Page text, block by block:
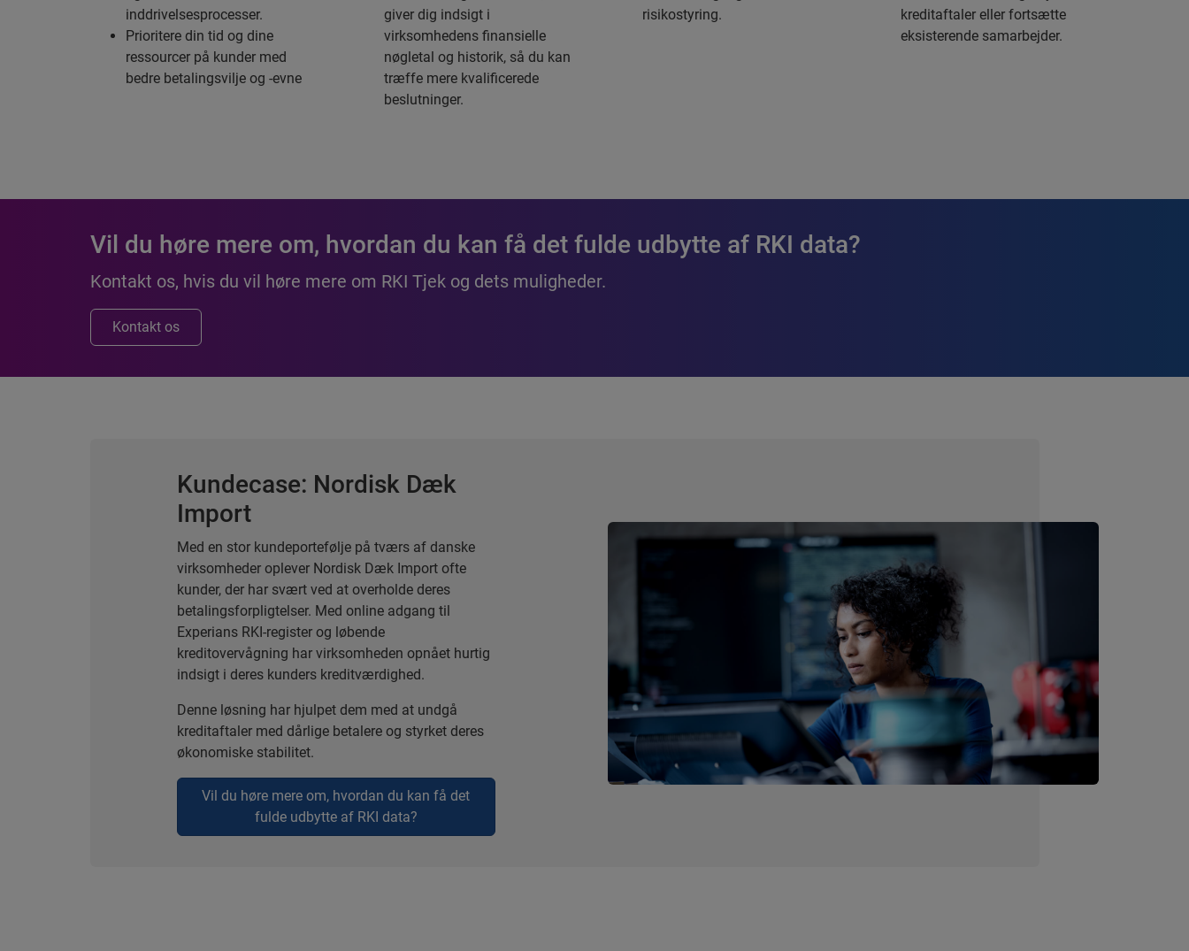
inddrivelsesprocesser.
Prioritere din tid og dine
ressourcer på kunder med
bedre betalingsvilje og -evne
giver dig indsigt i
virksomhedens finansielle
nøgletal og historik, så du kan
træffe mere kvalificerede
beslutninger.
risikostyring.
kreditaftaler eller fortsætte
eksisterende samarbejder.
Vil du høre mere om, hvordan du kan få det fulde udbytte af RKI data?
Kontakt os, hvis du vil høre mere om RKI Tjek og dets muligheder.
Kontakt os
Kundecase: Nordisk Dæk
Import
Med en stor kundeportefølje på tværs af danske
virksomheder oplever Nordisk Dæk Import ofte
kunder, der har svært ved at overholde deres
betalingsforpligtelser. Med online adgang til
Experians RKI-register og løbende
kreditovervågning har virksomheden opnået hurtig
indsigt i deres kunders kreditværdighed.
Denne løsning har hjulpet dem med at undgå
kreditaftaler med dårlige betalere og styrket deres
økonomiske stabilitet.
Vil du høre mere om, hvordan du kan få det
fulde udbytte af RKI data?